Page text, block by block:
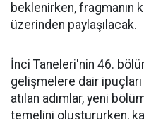
beklenirken, fragmanın
üzerinden paylaşılacak.
İnci Taneleri'nin 46.
gelişmelere dair ipuçları
atılan adımlar, yeni
temelini oluştururken,